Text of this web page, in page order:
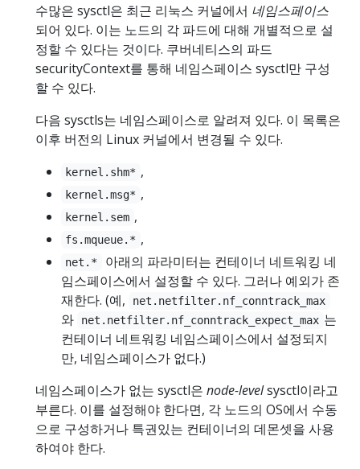
수많은 sysctl은 최근 리눅스 커널에서 네임스페이스
되어 있다. 이는 노드의 각 파드에 대해 개별적으로 설
정할 수 있다는 것이다. 쿠버네티스의 파드
securityContext를 통해 네임스페이스 sysctl만 구성
할 수 있다.
다음 sysctls는 네임스페이스로 알려져 있다. 이 목록은
이후 버전의 Linux 커널에서 변경될 수 있다.
kernel.shm* ,
kernel.msg* ,
kernel.sem ,
fs.mqueue.* ,
net.*
아래의 파라미터는 컨테이너 네트워킹 네
임스페이스에서 설정할 수 있다. 그러나 예외가 존
재한다. (예,
net.netfilter.nf_conntrack_max
와 net.netfilter.nf_conntrack_expect_max 는
컨테이너 네트워킹 네임스페이스에서 설정되지
만, 네임스페이스가 없다.)
네임스페이스가 없는 sysctl은 node-levelsysctl이라고
부른다. 이를 설정해야 한다면, 각 노드의 OS에서 수동
으로 구성하거나 특권있는 컨테이너의 데몬셋을 사용
하여야 한다.